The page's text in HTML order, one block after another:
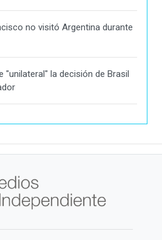
no visitó Argentina durante
"unilateral" la decisión de Brasil